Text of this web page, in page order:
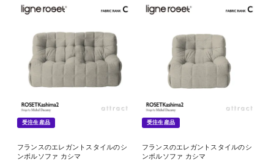
受注生産品
フランスのエレガントスタイルのシ
ンボルソファ カシマ
受注生産品
フランスのエレガントスタイルのシ
ンボルソファ カシマ